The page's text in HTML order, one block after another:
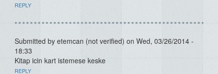
REPLY
Submitted by etemcan (not verified) on Wed, 03/26/2014 -
18:33
Kitap icin kart istemese keske
REPLY